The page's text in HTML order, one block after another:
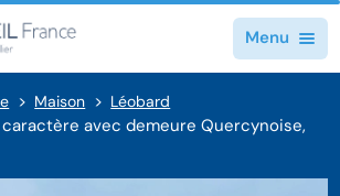
Menu
Maison Léobard
avec demeure Quercynoise,